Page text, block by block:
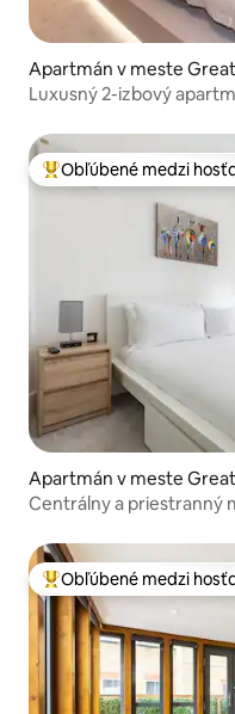
Apartmán v meste
Luxusný 2-izbový
Najobľúbenejšie medzi
Obľúbené medzi
Apartmán v meste
Centrálny a priestranný
Najobľúbenejšie medzi
Obľúbené medzi